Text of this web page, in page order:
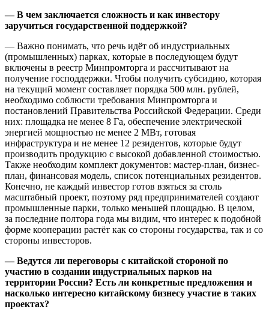
— В чем заключается сложность и как инвестору
заручиться государственной поддержкой?
— Важно понимать, что речь идёт об индустриальных
(промышленных) парках, которые в последующем будут
включены в реестр Минпромторга и рассчитывают на
получение господдержки. Чтобы получить субсидию, которая
на текущий момент составляет порядка 500 млн. рублей,
необходимо соблюсти требования Минпромторга и
постановлений Правительства Российской Федерации. Среди
них: площадка не менее 8 Га, обеспечение электрической
энергией мощностью не менее 2 МВт, готовая
инфраструктура и не менее 12 резидентов, которые будут
производить продукцию с высокой добавленной стоимостью.
Также необходим комплект документов: мастер-план, бизнес-
план, финансовая модель, список потенциальных резидентов.
Конечно, не каждый инвестор готов взяться за столь
масштабный проект, поэтому ряд предпринимателей создают
промышленные парки, только меньшей площадью. В целом,
за последние полтора года мы видим, что интерес к подобной
форме кооперации растёт как со стороны государства, так и со
стороны инвесторов.
— Ведутся ли переговоры с китайской стороной по
участию в создании индустриальных парков на
территории России? Есть ли конкретные предложения и
насколько интересно китайскому бизнесу участие в таких
проектах?